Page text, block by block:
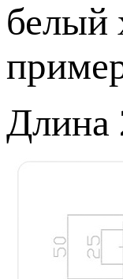
белый
Длина